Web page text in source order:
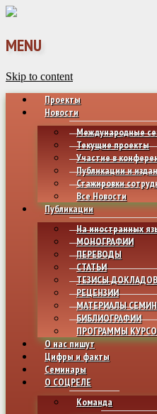
MENU
Skip to content
Проекты
Новости
Международные
Текущие проекты
Участие в
Публикации и
Стажировки
Все Новости
Публикации
На иностранных
МОНОГРАФИИ
ПЕРЕВОДЫ
СТАТЬИ
ТЕЗИСЫ ДОКЛАДОВ
РЕЦЕНЗИИ
МАТЕРИАЛЫ
БИБЛИОГРАФИИ
ПРОГРАММЫ
О нас пишут
Цифры и факты
Семинары
О СОЦРЕЛЕ
Команда